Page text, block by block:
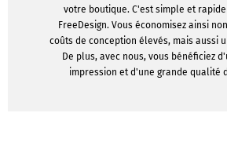
votre boutique. C'est simple et
FreeDesign. Vous économisez ainsi
coûts de conception élevés, mais aussi
De plus, avec nous, vous bénéficiez
impression et d'une grande qualité